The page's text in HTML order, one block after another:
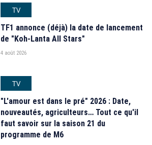
TV
TF1 annonce (déjà) la date de lancement
de "Koh-Lanta All Stars"
4 août 2026
TV
"L'amour est dans le pré" 2026 : Date,
nouveautés, agriculteurs… Tout ce qu'il
faut savoir sur la saison 21 du
programme de M6